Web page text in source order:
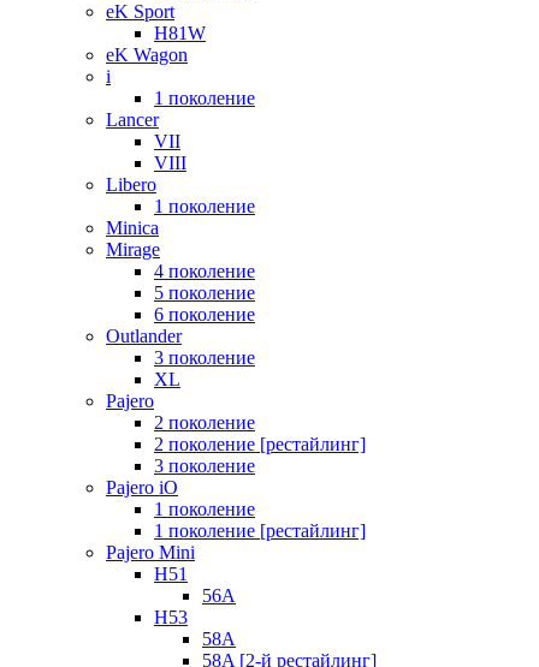
eK Sport
H81W
eK Wagon
i
1 поколение
Lancer
VII
VIII
Libero
1 поколение
Minica
Mirage
4 поколение
5 поколение
6 поколение
Outlander
3 поколение
XL
Pajero
2 поколение
2 поколение [рестайлинг]
3 поколение
Pajero iO
1 поколение
1 поколение [рестайлинг]
Pajero Mini
H51
56A
H53
58A
58A [2-й рестайлинг]